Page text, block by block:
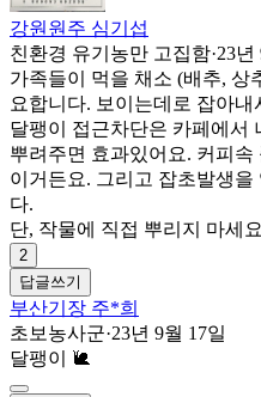
강원원주 심기섭
친환경 유기농만 고집함·23년
가족들이 먹을 채소 (배추, 상
요합니다. 보이는데로 잡아내
달팽이 접근차단은 카페에서
뿌려주면 효과있어요. 커피
이거든요. 그리고 잡초발생을
다.
단, 작물에 직접 뿌리지 마세
2
답글쓰기
부산기장 주*희
초보농사군·23년 9월 17일
달팽이 🐌